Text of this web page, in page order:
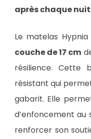
après chaque nuit
Le matelas
couche de 17 cm
résilience. Cette
résistant qui
gabarit. Elle
d’enfoncement
renforcer son